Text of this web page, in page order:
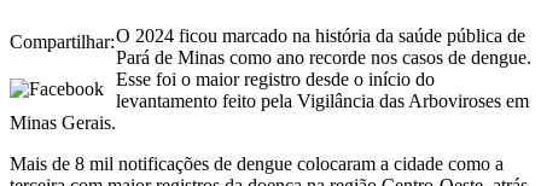
Compartilhar:O 2024 ficou marcado na história da saúde pública de
Pará de Minas como ano recorde nos casos de dengue.
Esse foi o maior registro desde o início do
levantamento feito pela Vigilância das Arboviroses em
Minas Gerais.
Mais de 8 mil notificações de dengue colocaram a cidade como a